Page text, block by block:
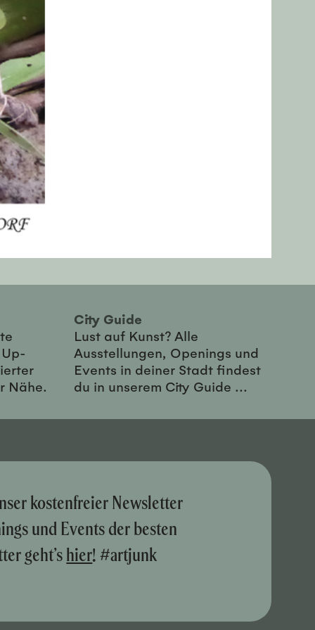
Nähe.
City Guide
Lust auf Kunst? Alle
Ausstellungen, Openings und
Events in deiner Stadt findest
du in unserem City Guide ...
kostenfreier Newsletter
und Events der besten
geht’shier! #artjunk